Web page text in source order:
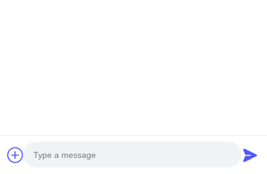
कॉपीराइट © 2021-2026 Xiamen Winley Electric Co.,Ltd . सर्वाधिकार सुरक्षित।